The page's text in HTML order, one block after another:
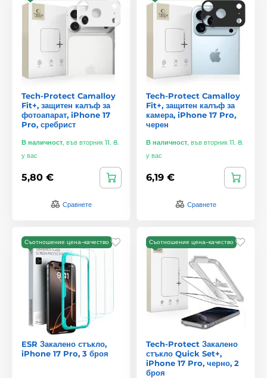
Tech-Protect Camalloy
Fit+, защитен калъф за
фотоапарат, iPhone 17
Pro, сребрист
В наличност, във вторник 11. 8.
у вас
5,80 €
Сравнете
Tech-Protect Camalloy
Fit+, защитен калъф за
камера, iPhone 17 Pro,
черен
В наличност, във вторник 11. 8.
у вас
6,19 €
Сравнете
Съотношение цена–качество
ESR Закалено стъкло,
iPhone 17 Pro, 3 броя
Съотношение цена–качество
Tech-Protect Закалено
стъкло Quick Set+,
iPhone 17 Pro, черно, 2
броя